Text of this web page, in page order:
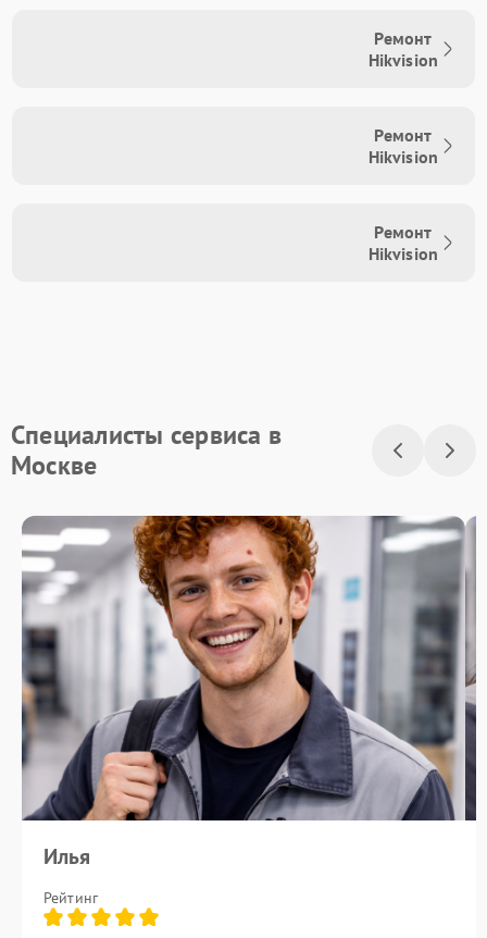
Ремонт
Hikvision
Ремонт
Hikvision
Ремонт
Hikvision
Специалисты сервиса в
Москве
Илья
Рейтинг